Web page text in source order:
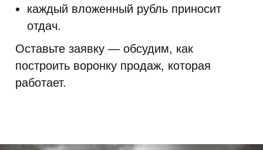
каждый вложенный рубль приносит
отдач.
Оставьте заявку — обсудим, как
построить воронку продаж, которая
работает.